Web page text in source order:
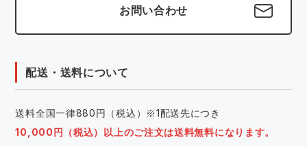
お問い合わせ
配送・送料について
送料全国一律880円（税込）※1配送先につき
10,000円（税込）以上のご注文は送料無料になります。